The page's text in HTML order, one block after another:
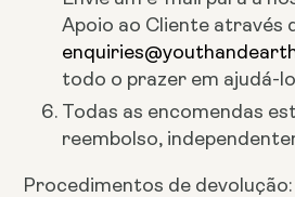
Apoio ao Cliente através
todo o prazer em ajudá-
Todas as encomendas
reembolso,
Procedimentos de devolução: